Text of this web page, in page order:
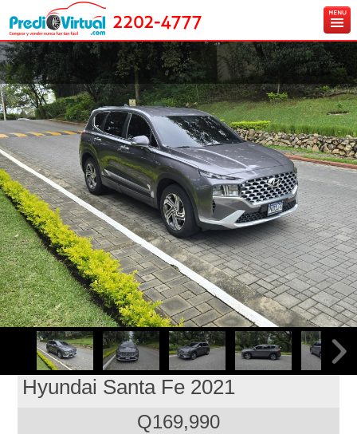
2202-4777
Inicio
Ingresa tu vehículo gratis
Carros en venta
Créditos y Seguros
Contáctanos
Hyundai Santa Fe 2021
Q169,990